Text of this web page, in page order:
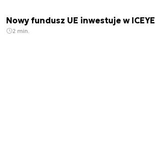
Nowy fundusz UE inwestuje w ICEYE
2 min.